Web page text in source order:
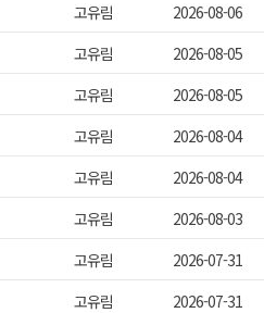
고유림 2026-08-06
고유림 2026-08-05
고유림 2026-08-05
고유림 2026-08-04
고유림 2026-08-04
고유림 2026-08-03
고유림 2026-07-31
고유림 2026-07-31